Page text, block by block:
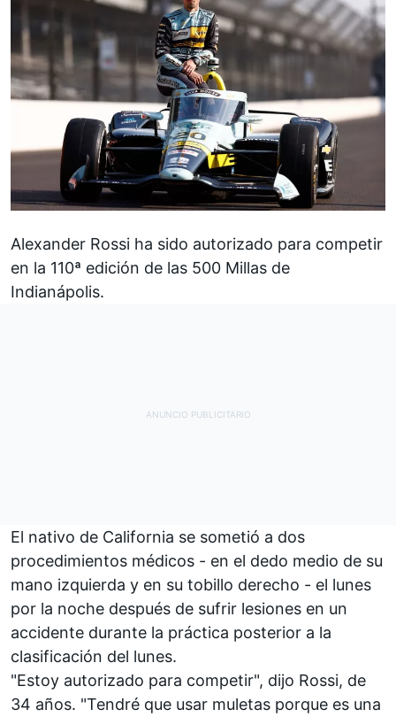
Alexander Rossi ha sido autorizado para competir
en la 110ª edición de las 500 Millas de
Indianápolis.
El nativo de California se sometió a dos
procedimientos médicos - en el dedo medio de su
mano izquierda y en su tobillo derecho - el lunes
por la noche después de sufrir lesiones en un
accidente durante la práctica posterior a la
clasificación del lunes.
"Estoy autorizado para competir", dijo Rossi, de
34 años. "Tendré que usar muletas porque es una